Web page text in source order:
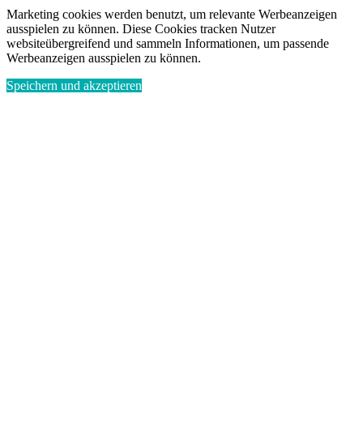
Marketing cookies werden benutzt, um relevante Werbeanzeigen
ausspielen zu können. Diese Cookies tracken Nutzer
websiteübergreifend und sammeln Informationen, um passende
Werbeanzeigen ausspielen zu können.
Speichern und akzeptieren